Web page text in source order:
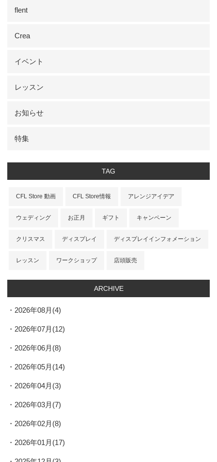
flent
Crea
イベント
レッスン
お知らせ
特集
TAG
CFL Store 動画 CFL Store情報 アレンジアイデア
ウェディング お正月 ギフト キャンペーン
クリスマス ディスプレイ ディスプレイインフォメーション
レッスン ワークショップ 店頭販売
ARCHIVE
2026年08月(4)
2026年07月(12)
2026年06月(8)
2026年05月(14)
2026年04月(3)
2026年03月(7)
2026年02月(8)
2026年01月(17)